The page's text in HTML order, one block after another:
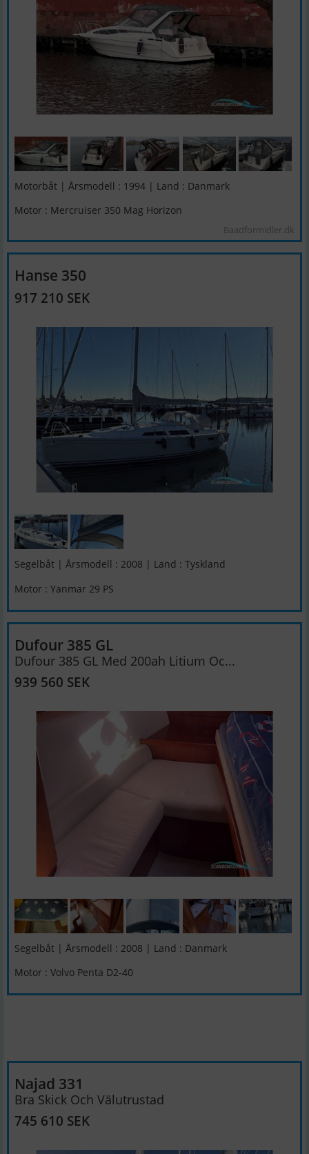
Motorbåt | Årsmodell : 1994 | Land : Danmark
Motor : Mercruiser 350 Mag Horizon
Baadformidler.dk
Hanse 350
917 210 SEK
Segelbåt | Årsmodell : 2008 | Land : Tyskland
Motor : Yanmar 29 PS
Dufour 385 GL
Dufour 385 GL Med 200ah Litium Oc...
939 560 SEK
Segelbåt | Årsmodell : 2008 | Land : Danmark
Motor : Volvo Penta D2-40
Najad 331
Bra Skick Och Välutrustad
745 610 SEK